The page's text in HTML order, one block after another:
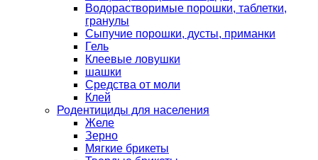
Водорастворимые порошки, таблетки,
гранулы
Сыпучие порошки, дусты, приманки
Гель
Клеевые ловушки
шашки
Средства от моли
Клей
Родентициды для населения
Желе
Зерно
Мягкие брикеты